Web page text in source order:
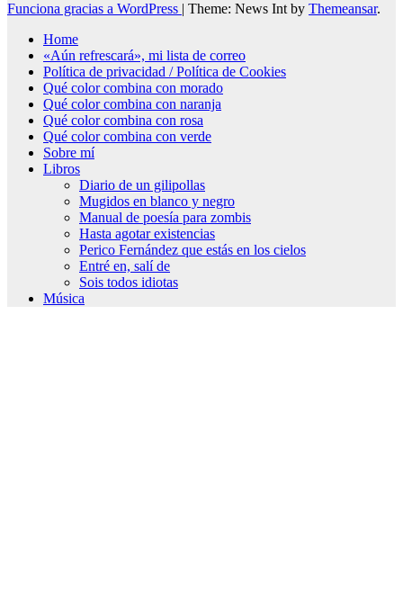
Funciona gracias a WordPress | Theme: News Int by Themeansar.
Home
«Aún refrescará», mi lista de correo
Política de privacidad / Política de Cookies
Qué color combina con morado
Qué color combina con naranja
Qué color combina con rosa
Qué color combina con verde
Sobre mí
Libros
Diario de un gilipollas
Mugidos en blanco y negro
Manual de poesía para zombis
Hasta agotar existencias
Perico Fernández que estás en los cielos
Entré en, salí de
Sois todos idiotas
Música